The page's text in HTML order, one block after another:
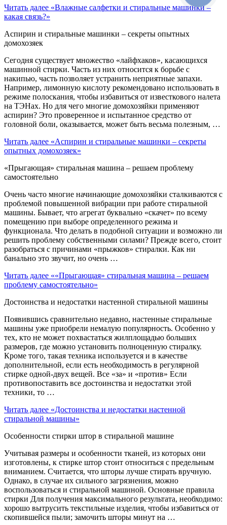
Читать далее «Влажные салфетки и стиральные машинки –
какая связь?»
Аспирин и стиральные машинки – секреты опытных
домохозяек
Сегодня существует множество «лайфхаков», касающихся
машинной стирки. Часть из них относится к борьбе с
накипью, часть позволяет устранить неприятные запахи.
Например, лимонную кислоту рекомендовано использовать в
режиме полоскания, чтобы избавиться от известкового налета
на ТЭНах. Но для чего многие домохозяйки применяют
аспирин? Это проверенное и испытанное средство от
головной боли, оказывается, может быть весьма полезным, …
Читать далее «Аспирин и стиральные машинки – секреты
опытных домохозяек»
«Прыгающая» стиральная машина – решаем проблему
самостоятельно
Очень часто многие начинающие домохозяйки сталкиваются с
проблемой повышенной вибрации при работе стиральной
машины. Бывает, что агрегат буквально «скачет» по всему
помещению при выборе определенного режима и
функционала. Что делать в подобной ситуации и возможно ли
решить проблему собственными силами? Прежде всего, стоит
разобраться с причинами «прыжков» стиралки. Как ни
банально это звучит, но очень …
Читать далее ««Прыгающая» стиральная машина – решаем
проблему самостоятельно»
Достоинства и недостатки настенной стиральной машины
Появившись сравнительно недавно, настенные стиральные
машины уже приобрели немалую популярность. Особенно у
тех, кто не может похвастаться жилплощадью больших
размеров, где можно установить полноценную стиралку.
Кроме того, такая техника используется и в качестве
дополнительной, если есть необходимость в регулярной
стирке одной-двух вещей. Все «за» и «против» Если
противопоставить все достоинства и недостатки этой
техники, то …
Читать далее «Достоинства и недостатки настенной
стиральной машины»
Особенности стирки штор в стиральной машине
Учитывая размеры и особенности тканей, из которых они
изготовлены, к стирке штор стоит относиться с предельным
вниманием. Считается, что шторы лучше стирать вручную.
Однако, в случае их сильного загрязнения, можно
воспользоваться и стиральной машиной. Основные правила
стирки Для получения максимального результата, необходимо:
хорошо вытрусить текстильные изделия, чтобы избавиться от
скопившейся пыли; замочить шторы минут на …